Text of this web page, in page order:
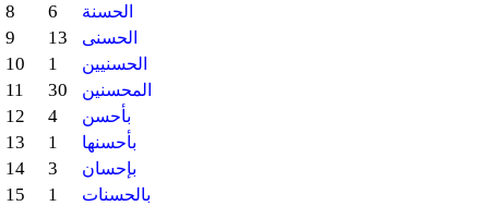
8 6 الحسنة
9 13 الحسنى
10 1 الحسنيين
11 30 المحسنين
12 4 بأحسن
13 1 بأحسنها
14 3 بإحسان
15 1 بالحسنات